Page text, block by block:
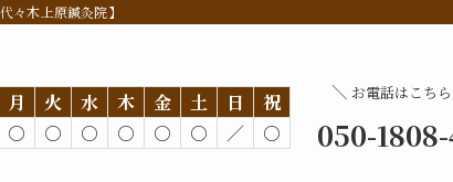
々木上原鍼灸院】
月 火 水 木 金 土 日
祝
○ ○ ○ ○ ○ ○ ／ ○
＼ お電話はこち
050-